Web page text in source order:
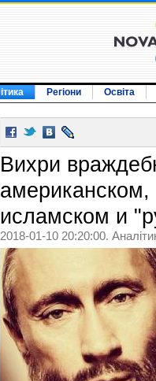
Регіони Освіта
Вихри
исламском и
2018-01-10 20:20:00.